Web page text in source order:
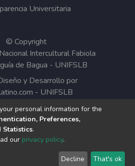
Universitaria
© Copyright
Intercultural Fabiola
de Bagua - UNIFSLB
y Desarrollo por
- UNIFSLB
del Repositorio
la UNIFSLB están bajo la
Creative Commons.
personal information for the
Preferences,
Statistics.
our privacy policy.
Decline That's ok